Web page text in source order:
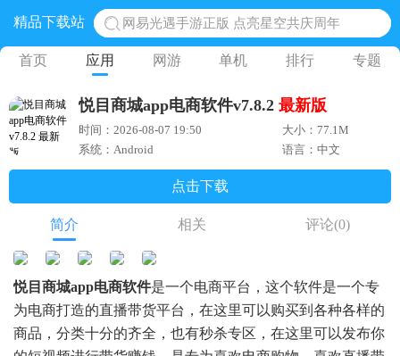
精品下载站
网易光遇手游正版 点亮星空共庆周年
黎明觉醒生机腾讯正版 黎明觉醒生机国际服
奥特曼王者传奇 正版奥特曼游戏
地铁跑酷体验服国际服 地铁跑酷体验服版本
首页 应用 网游 单机 排行 专题
悦目商城app电商软件v7.8.2 最新版
时间：2026-08-07 19:50
大小：77.1M
系统：Android
语言：中文
点击下载
简介 相关 评论(0)
悦目商城app电商软件是一个电商平台，这个软件是一个专
为电商打造的直播带货平台，在这里可以购买到各种各样的
商品，分类十分的齐全，也有秒杀专区，在这里可以发布你